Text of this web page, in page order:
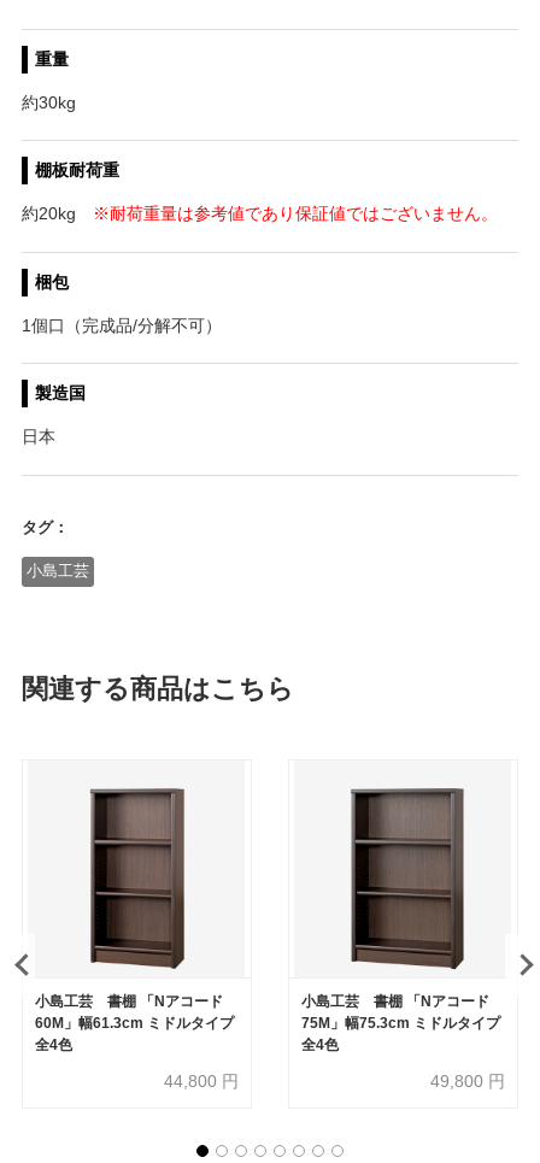
重量
約30kg
棚板耐荷重
約20kg ※耐荷重量は参考値であり保証値ではございません。
梱包
1個口（完成品/分解不可）
製造国
日本
タグ：
小島工芸
関連する商品はこちら
小島工芸 書棚 「Nアコード
60M」幅61.3cm ミドルタイプ
全4色
44,800 円
小島工芸 書棚 「Nアコード
75M」幅75.3cm ミドルタイプ
全4色
49,800 円